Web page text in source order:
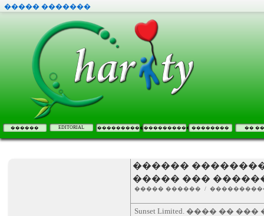
����� �������
������ EDITORIAL �������������������� �������� ��
������ ����������:
����� ���
����� ������ /
Sunset Limited. ���� ��